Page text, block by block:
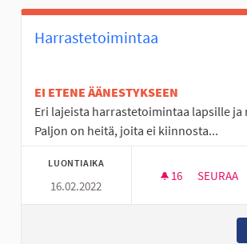
Harrastetoimintaa
EI ETENE ÄÄNESTYKSEEN
Eri lajeista harrastetoimintaa lapsille ja
Paljon on heitä, joita ei kiinnosta...
LUONTIAIKA
16.02.2022
16 16
SEURAA